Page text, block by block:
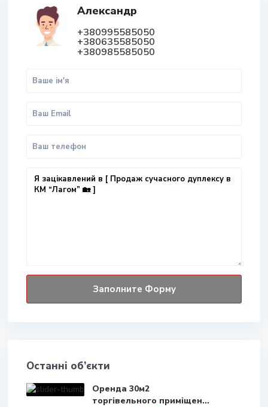
Александр
+380995585050
+380635585050
+380985585050
Останні об’єкти
Оренда 30м2
торгівельного приміщен...